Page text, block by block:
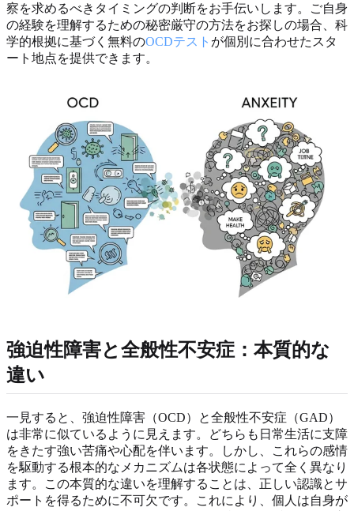
察を求めるべきタイミングの判断をお手伝いします。ご自身
の経験を理解するための秘密厳守の方法をお探しの場合、科
学的根拠に基づく無料のOCDテスト が個別に合わせたスタ
ート地点を提供できます。
強迫性障害と全般性不安症：本質的な
違い
一見すると、強迫性障害（OCD）と全般性不安症（GAD）
は非常に似ているように見えます。どちらも日常生活に支障
をきたす強い苦痛や心配を伴います。しかし、これらの感情
を駆動する根本的なメカニズムは各状態によって全く異なり
ます。この本質的な違いを理解することは、正しい認識とサ
ポートを得るために不可欠です。これにより、個人は自身が